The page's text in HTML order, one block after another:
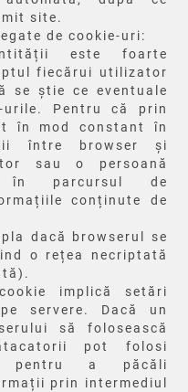
site.
de cookie-uri:
este foarte
fiecărui utilizator
se știe ce eventuale
urile. Pentru că prin
în mod constant în
între browser și
sau o persoană
în parcursul de
conținute de
dacă browserul se
o rețea necriptată
implică setări
servere. Dacă un
să folosească
pot folosi
pentru a păcăli
prin intermediul